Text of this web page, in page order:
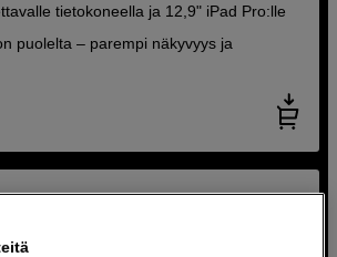
tietokoneella ja 12,9" iPad Pro:lle
puolelta – parempi näkyvyys ja